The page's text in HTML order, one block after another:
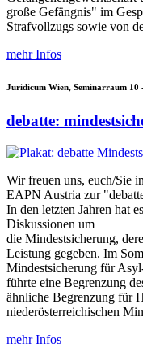
große Gefängnis" im
Strafvollzugs sowie von
mehr Infos
Juridicum Wien, Seminarraum 10
debatte:
Wir freuen uns, euch/Sie
EAPN Austria zur
In den letzten Jahren hat
Diskussionen um
die Mindestsicherung,
Leistung gegeben. Im
Mindestsicherung für
führte eine Begrenzung
ähnliche Begrenzung für
niederösterreichischen
mehr Infos